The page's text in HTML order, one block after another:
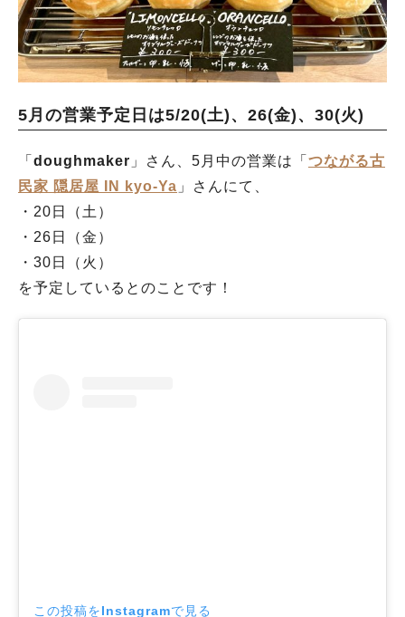
5月の営業予定日は5/20(土)、26(金)、30(火)
「 doughmaker 」さん、5月中の営業は「 つながる古
民家 隠居屋 IN kyo-Ya 」さんにて、
・20日（土）
・26日（金）
・30日（火）
を予定しているとのことです！
この投稿をInstagramで見る